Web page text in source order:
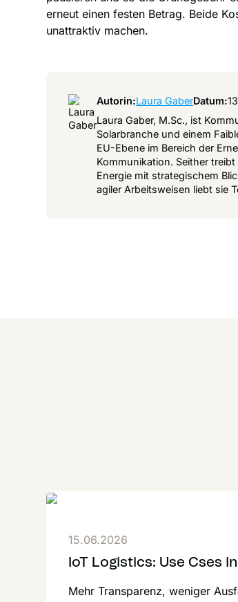
erneut einen festen Betrag. Beide
unattraktiv machen.
Autorin:Laura GaberDatum:
Laura Gaber, M.Sc., ist
Solarbranche und einem
EU-Ebene im Bereich der
Kommunikation. Seither
Energie mit strategischem
agiler Arbeitsweisen liebt sie
15.06.2026
IoT Logistics: Use Cses
Mehr Transparenz, weniger